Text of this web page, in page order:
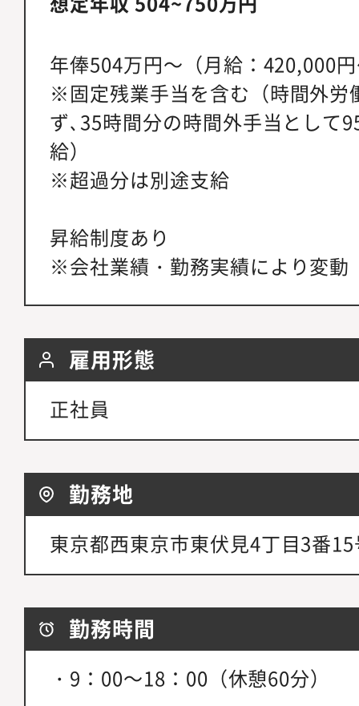
年俸504万円～（月給：420,000
※固定残業手当を含む（時間外労
ず､35時間分の時間外手当として
給）
※超過分は別途支給
昇給制度あり
※会社業績・勤務実績により変動
雇用形態
正社員
勤務地
東京都西東京市東伏見4丁目3番
勤務時間
・9：00～18：00（休憩60分）